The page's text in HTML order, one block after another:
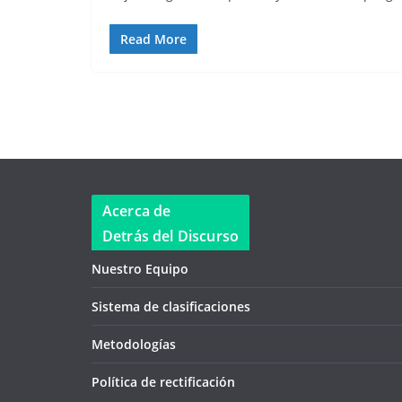
Read More
Acerca de
Detrás del Discurso
Nuestro Equipo
Sistema de clasificaciones
Metodologías
Política de rectificación